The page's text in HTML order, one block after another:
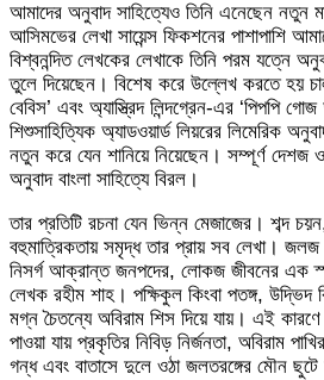
আমাদের অনুবাদ সাহিত্যেও তিনি এনেছেন নতুন
আসিমভের লেখা সায়েন্স ফিকশনের পাশাপাশি
বিশ্বনন্দিত লেখকের লেখাকে তিনি পরম যত্নে
তুলে দিয়েছেন। বিশেষ করে উল্লেখ করতে হয়
বেবিস’ এবং অ্যাস্ত্রিদ লিন্দগ্রেন-এর ‘পিপপি
শিশুসাহিত্যিক অ্যাডওয়ার্ড লিয়রের লিমেরিক
নতুন করে যেন শানিয়ে নিয়েছেন। সম্পূর্ণ দেশজ
অনুবাদ বাংলা সাহিত্যে বিরল।
তার প্রতিটি রচনা যেন ভিন্ন মেজাজের। শব্দ
বহুমাত্রিকতায় সমৃদ্ধ তার প্রায় সব লেখা।
নিসর্গ আক্রান্ত জনপদের, লোকজ জীবনের এক
লেখক রহীম শাহ। পক্ষিকুল কিংবা পতঙ্গ, উদ্ভিদ
মগ্ন চৈতন্যে অবিরাম শিস দিয়ে যায়। এই কারণে
পাওয়া যায় প্রকৃতির নিবিড় নির্জনতা, অবিরাম
গন্ধ এবং বাতাসে দুলে ওঠা জলতরঙ্গের মৌন ছুটে